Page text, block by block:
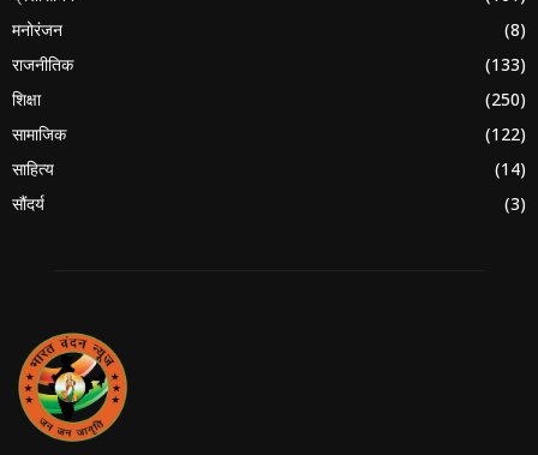
मनोरंजन
(8)
राजनीतिक
(133)
शिक्षा
(250)
सामाजिक
(122)
साहित्य
(14)
सौंदर्य
(3)